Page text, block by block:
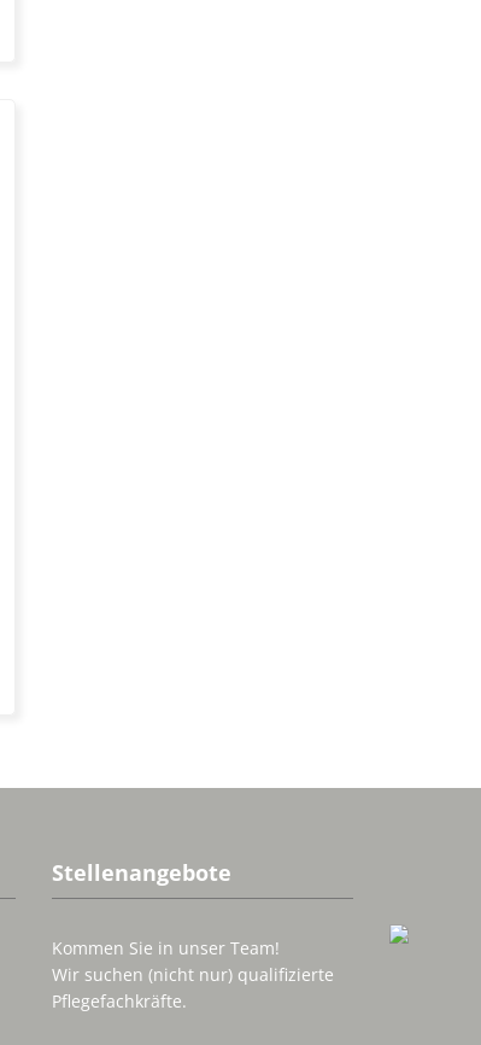
Stellenangebote
Kommen Sie in unser Team!
Wir suchen (nicht nur) qualifizierte
Pflegefachkräfte.